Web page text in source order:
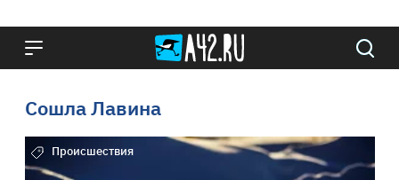
Сошла Лавина
Происшествия